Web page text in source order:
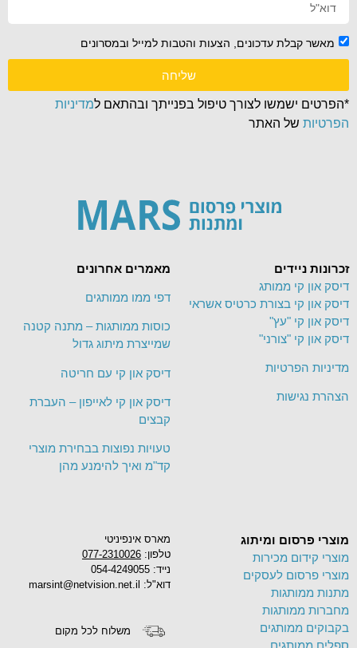
מארס אינפיניטי
טלפון: 077-2310026
נייד: 054-4249055
דוא"ל: marsint@netvision.net.il
משלוח לכל מקום
מוצרי פרסום ומיתוג
מוצרי קידום מכירות
מוצרי פרסום לעסקים
מתנות ממותגות
מחברות ממותגות
בקבוקים ממותגים
מאמרים אחרונים
דפי ממו ממותגים
כוסות ממותגות – מתנה קטנה
שמייצרת מיתוג גדול
דיסק און קי עם חריטה
דיסק און קי לאייפון – העברת
קבצים
טעויות נפוצות בבחירת מוצרי
קד"מ ואיך להימנע מהן
זכרונות ניידים
דיסק און קי ממותג
דיסק און קי בצורת כרטיס אשראי
דיסק און קי "עץ"
דיסק און קי "צורני"
מדיניות הפרטיות
הצהרת נגישות
מאשר קבלת עדכונים, הצעות והטבות למייל ובמסרונים
שליחה
*הפרטים ישמשו לצורך טיפול בפנייתך ובהתאם למדיניות
הפרטיות של האתר